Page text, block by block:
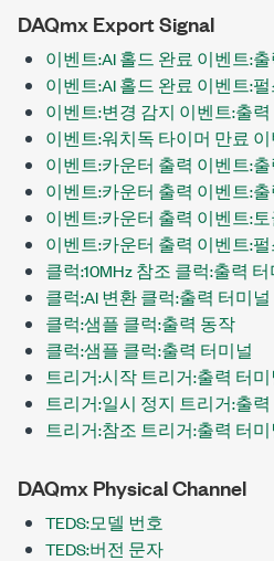
DAQmx Export Signal
이벤트:AI 홀드 완료 이벤트:
이벤트:AI 홀드 완료 이벤트:
이벤트:변경 감지 이벤트:출
이벤트:워치독 타이머 만료
이벤트:카운터 출력 이벤트:
이벤트:카운터 출력 이벤트:
이벤트:카운터 출력 이벤트:
이벤트:카운터 출력 이벤트:
클럭:10MHz 참조 클럭:출력
클럭:AI 변환 클럭:출력 터미널
클럭:샘플 클럭:출력 동작
클럭:샘플 클럭:출력 터미널
트리거:시작 트리거:출력 터미
트리거:일시 정지 트리거:출
트리거:참조 트리거:출력 터미
DAQmx Physical Channel
TEDS:모델 번호
TEDS:버전 문자